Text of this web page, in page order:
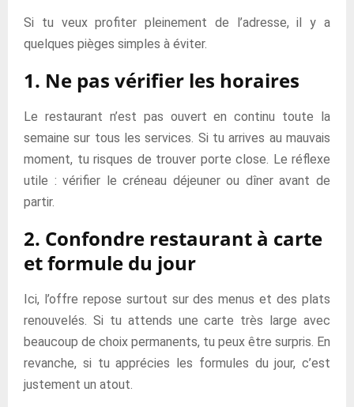
Si tu veux profiter pleinement de l’adresse, il y a
quelques pièges simples à éviter.
1. Ne pas vérifier les horaires
Le restaurant n’est pas ouvert en continu toute la
semaine sur tous les services. Si tu arrives au mauvais
moment, tu risques de trouver porte close. Le réflexe
utile : vérifier le créneau déjeuner ou dîner avant de
partir.
2. Confondre restaurant à carte
et formule du jour
Ici, l’offre repose surtout sur des menus et des plats
renouvelés. Si tu attends une carte très large avec
beaucoup de choix permanents, tu peux être surpris. En
revanche, si tu apprécies les formules du jour, c’est
justement un atout.